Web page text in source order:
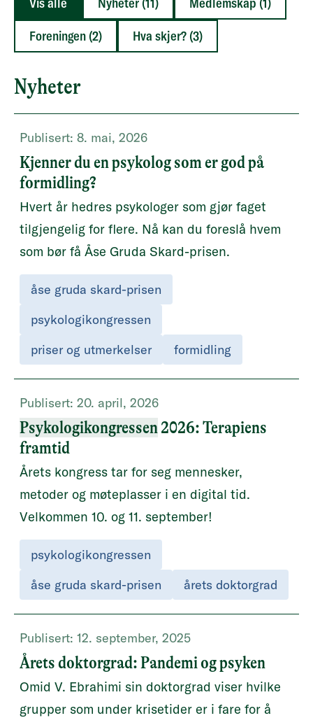
Foreningen (2) Hva skjer? (3)
Nyheter
Publisert: 8. mai, 2026
Kjenner du en psykolog som er god på
formidling?
Hvert år hedres psykologer som gjør faget
tilgjengelig for flere. Nå kan du foreslå hvem
som bør få Åse Gruda Skard-prisen.
åse gruda skard-prisen
psykologikongressen
priser og utmerkelser
formidling
Publisert: 20. april, 2026
Psykologikongressen2026: Terapiens
framtid
Årets kongress tar for seg mennesker,
metoder og møteplasser i en digital tid.
Velkommen 10. og 11. september!
psykologikongressen
åse gruda skard-prisen
årets doktorgrad
Publisert: 12. september, 2025
Årets doktorgrad: Pandemi og psyken
Omid V. Ebrahimi sin doktorgrad viser hvilke
grupper som under krisetider er i fare for å